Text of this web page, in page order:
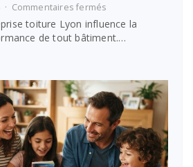
Commentaires fermés
Entreprise
toiture
Lyon :
bon
prestataire
toiture Lyon influence la
de tout bâtiment.…